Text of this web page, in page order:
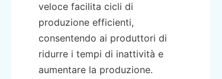
veloce facilita cicli di
produzione efficienti,
consentendo ai produttori di
ridurre i tempi di inattività e
aumentare la produzione.